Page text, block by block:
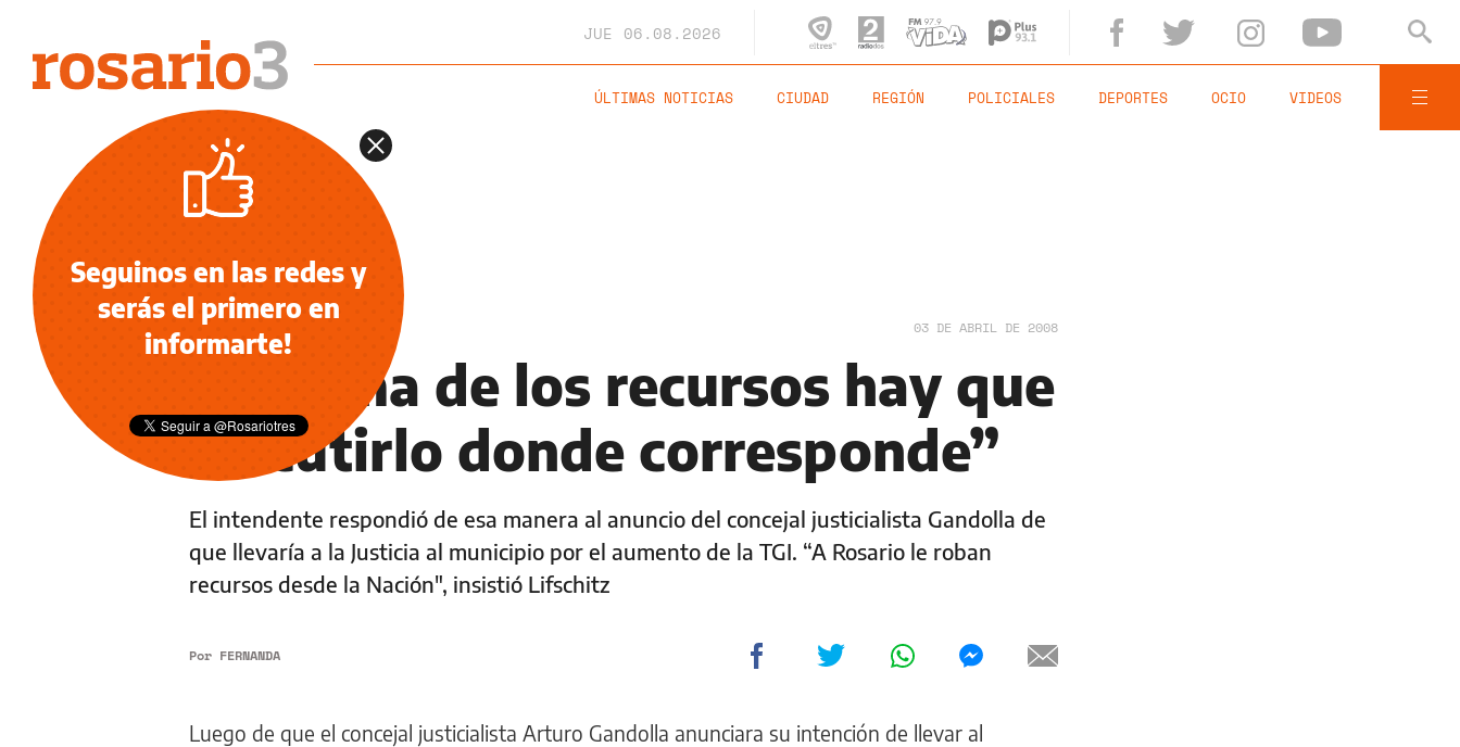
JUE 06.08.2026
ÚLTIMAS NOTICIAS CIUDAD REGIÓN POLICIALES DEPORTES OCIO VIDEOS
NOTICIAS 03 DE ABRIL DE 2008
“El tema de los recursos hay que
discutirlo donde corresponde”
El intendente respondió de esa manera al anuncio del concejal justicialista Gandolla de
que llevaría a la Justicia al municipio por el aumento de la TGI. “A Rosario le roban
recursos desde la Nación", insistió Lifschitz
Por FERNANDA
Luego de que el concejal justicialista Arturo Gandolla anunciara su intención de llevar al
Seguinos en las redes y
serás el primero en
informarte!